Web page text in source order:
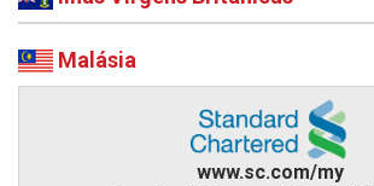
Malásia
www.sc.com/my